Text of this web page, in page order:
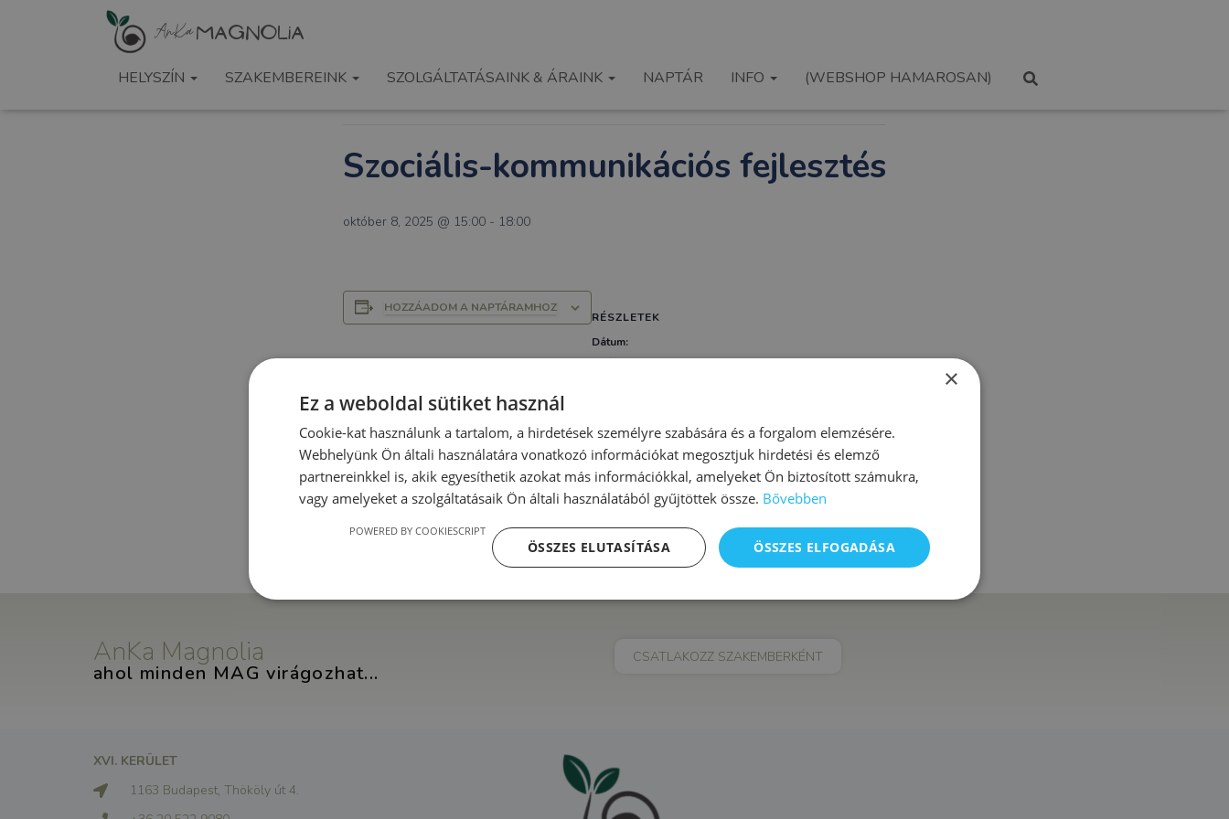
HELYSZÍN SZAKEMBEREINK SZOLGÁLTATÁSAINK & ÁRAINK NAPTÁR INFO (WEBSHOP HAMAROSAN)
Szociális-kommunikációs fejlesztés
október 8, 2025 @ 15:00 - 18:00
HOZZÁADOM A NAPTÁRAMHOZ
RÉSZLETEK
Dátum:
október 8, 2025
Esemény kategória:
XVI. kerület
Komplex korai fejlesztés
AnKa Magnolia
ahol minden MAG virágozhat...
CSATLAKOZZ SZAKEMBERKÉNT
XVI. KERÜLET
1163 Budapest, Thököly út 4.
×
Ez a weboldal sütiket használ
Cookie-kat használunk a tartalom, a hirdetések személyre szabására és a forgalom elemzésére.
Webhelyünk Ön általi használatára vonatkozó információkat megosztjuk hirdetési és elemző
partnereinkkel is, akik egyesíthetik azokat más információkkal, amelyeket Ön biztosított számukra,
vagy amelyeket a szolgáltatásaik Ön általi használatából gyűjtöttek össze. Bővebben
ÖSSZES ELFOGADÁSA
ÖSSZES ELUTASÍTÁSA
POWERED BY COOKIESCRIPT